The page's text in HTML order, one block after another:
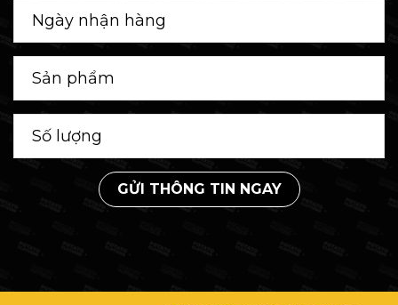
GỬI THÔNG TIN NGAY